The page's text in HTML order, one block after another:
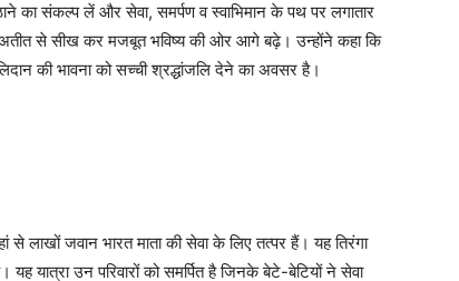
का संकल्प लें और सेवा, समर्पण व स्वाभिमान के पथ पर लगातार
से सीख कर मजबूत भविष्य की ओर आगे बढ़े। उन्होंने कहा कि
की भावना को सच्ची श्रद्धांजलि देने का अवसर है।
से लाखों जवान भारत माता की सेवा के लिए तत्पर हैं। यह तिरंगा
यात्रा उन परिवारों को समर्पित है जिनके बेटे-बेटियों ने सेवा